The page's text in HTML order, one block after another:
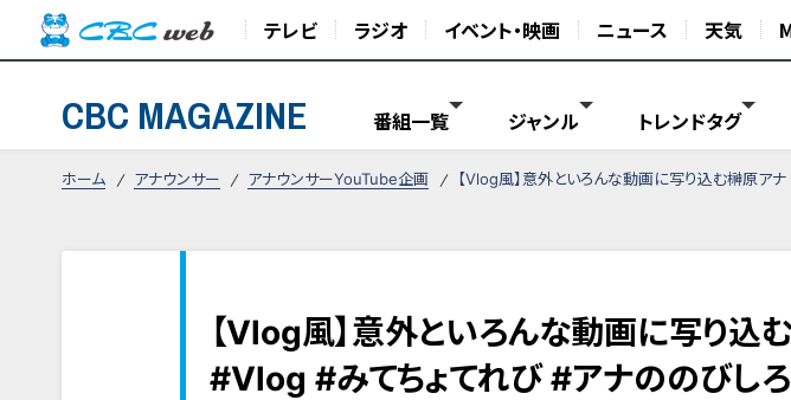
テレビ ラジオ イベント・映画 ニュース 天気
CBC MAGAZINE 番組一覧 ジャンル トレンドタグ
ホーム アナウンサー アナウンサーYouTube企画 【Vlog風】意外といろんな動画に写り込む榊原
【Vlog風】意外といろんな動画に写り込
#Vlog #みてちょてれび #アナののびし